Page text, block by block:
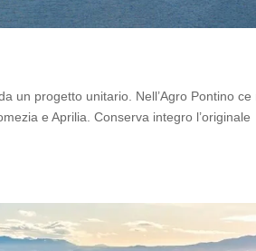
un progetto unitario. Nell’Agro Pontino ce
e Aprilia. Conserva integro l’originale